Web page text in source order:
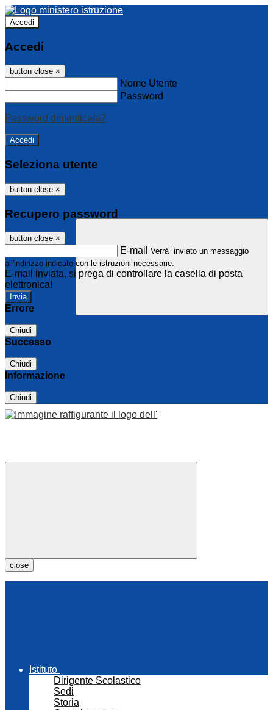
Accedi
Accedi
button close ×
Nome Utente
Password
Password dimenticata?
Seleziona utente
button close ×
Recupero password
button close ×
E-mail Verrà inviato un messaggio
all'indirizzo indicato con le istruzioni necessarie.
E-mail inviata, si prega di controllare la casella di posta
elettronica!
Errore
Chiudi
Successo
Chiudi
Informazione
Chiudi
close
Istituto
Dirigente Scolastico
Sedi
Storia